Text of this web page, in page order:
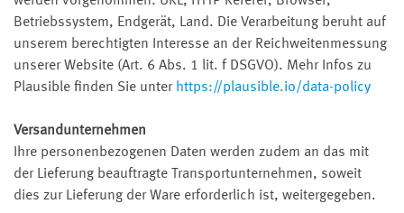
Betriebssystem, Endgerät, Land. Die Verarbeitung beruht auf
unserem berechtigten Interesse an der Reichweitenmessung
unserer Website (Art. 6 Abs. 1 lit. f DSGVO). Mehr Infos zu
Plausible finden Sie unter https://plausible.io/data-policy
Versandunternehmen
Ihre personenbezogenen Daten werden zudem an das mit
der Lieferung beauftragte Transportunternehmen, soweit
dies zur Lieferung der Ware erforderlich ist, weitergegeben.